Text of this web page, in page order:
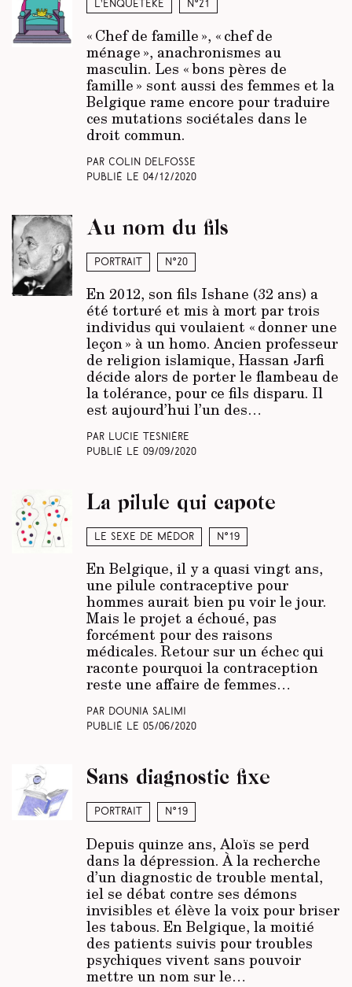
L’enquêteke N°21
« Chef de famille », « chef de
ménage », anachronismes au
masculin. Les « bons pères de
famille » sont aussi des femmes et la
Belgique rame encore pour traduire
ces mutations sociétales dans le
droit commun.
Par Colin Delfosse
Publié le 04/12/2020
Portrait N°20
Au nom du fils
En 2012, son fils Ishane (32 ans) a
été torturé et mis à mort par trois
individus qui voulaient « donner une
leçon » à un homo. Ancien professeur
de religion islamique, Hassan Jarfi
décide alors de porter le flambeau de
la tolérance, pour ce fils disparu. Il
est aujourd’hui l’un des…
Par Lucie Tesnière
Publié le 09/09/2020
Le sexe de Médor N°19
La pilule qui capote
En Belgique, il y a quasi vingt ans,
une pilule contraceptive pour
hommes aurait bien pu voir le jour.
Mais le projet a échoué, pas
forcément pour des raisons
médicales. Retour sur un échec qui
raconte pourquoi la contraception
reste une affaire de femmes…
Par Dounia Salimi
Publié le 05/06/2020
Portrait N°19
Sans diagnostic fixe
Depuis quinze ans, Aloïs se perd
dans la dépression. À la recherche
d’un diagnostic de trouble mental,
iel se débat contre ses démons
invisibles et élève la voix pour briser
les tabous. En Belgique, la moitié
des patients suivis pour troubles
psychiques vivent sans pouvoir
mettre un nom sur le…